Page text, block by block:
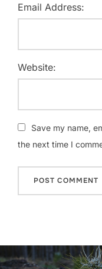
Email Address:
Website:
Save my name,
the next time I
Nawigacja